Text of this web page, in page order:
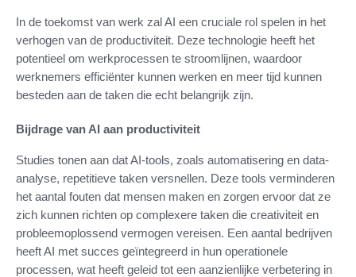
In de toekomst van werk zal AI een cruciale rol spelen in het
verhogen van de productiviteit. Deze technologie heeft het
potentieel om werkprocessen te stroomlijnen, waardoor
werknemers efficiënter kunnen werken en meer tijd kunnen
besteden aan de taken die echt belangrijk zijn.
Bijdrage van AI aan productiviteit
Studies tonen aan dat AI-tools, zoals automatisering en data-
analyse, repetitieve taken versnellen. Deze tools verminderen
het aantal fouten dat mensen maken en zorgen ervoor dat ze
zich kunnen richten op complexere taken die creativiteit en
probleemoplossend vermogen vereisen. Een aantal bedrijven
heeft AI met succes geïntegreerd in hun operationele
processen, wat heeft geleid tot een aanzienlijke verbetering in